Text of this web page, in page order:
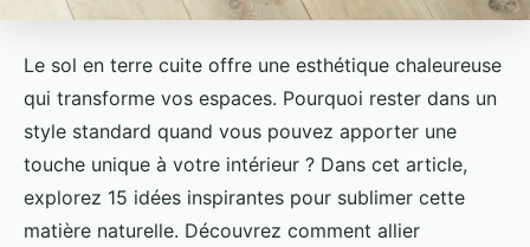
Le sol en terre cuite offre une esthétique chaleureuse
qui transforme vos espaces. Pourquoi rester dans un
style standard quand vous pouvez apporter une
touche unique à votre intérieur ? Dans cet article,
explorez 15 idées inspirantes pour sublimer cette
matière naturelle. Découvrez comment allier